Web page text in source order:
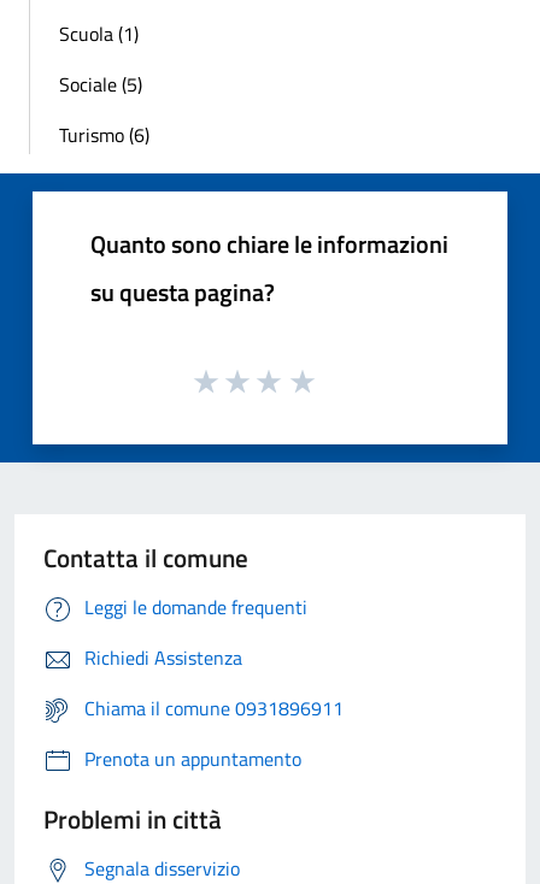
Scuola (1)
Sociale (5)
Turismo (6)
Quanto sono chiare le informazioni
su questa pagina?
Contatta il comune
Leggi le domande frequenti
Richiedi Assistenza
Chiama il comune 0931896911
Prenota un appuntamento
Problemi in città
Segnala disservizio